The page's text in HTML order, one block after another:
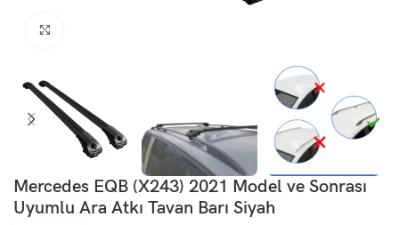
Mercedes EQB (X243) 2021 Model ve Sonrası
Uyumlu Ara Atkı Tavan Barı Siyah